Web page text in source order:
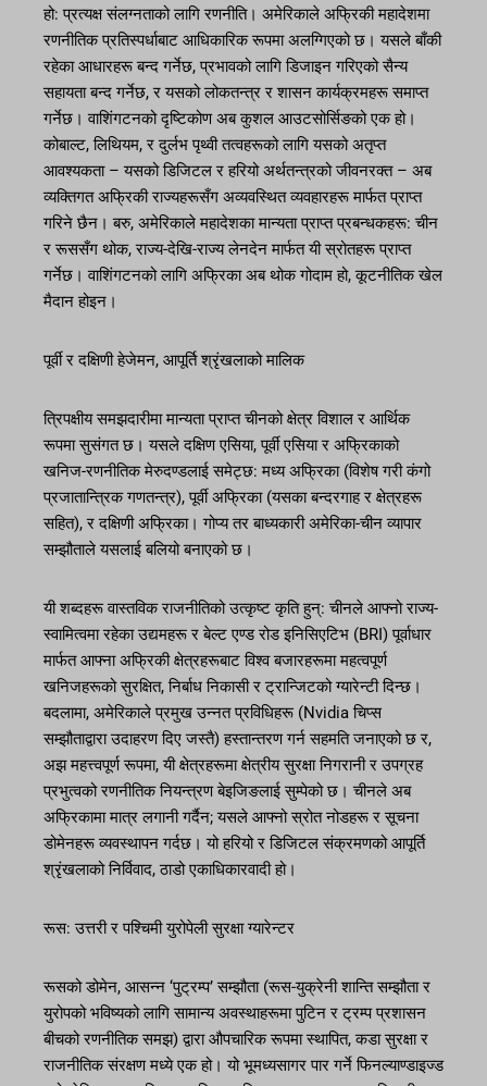
हो: प्रत्यक्ष संलग्नताको लागि रणनीति। अमेरिकाले अफ्रिकी महादेशमा
रणनीतिक प्रतिस्पर्धाबाट आधिकारिक रूपमा अलग्गिएको छ। यसले बाँकी
रहेका आधारहरू बन्द गर्नेछ, प्रभावको लागि डिजाइन गरिएको सैन्य
सहायता बन्द गर्नेछ, र यसको लोकतन्त्र र शासन कार्यक्रमहरू समाप्त
गर्नेछ। वाशिंगटनको दृष्टिकोण अब कुशल आउटसोर्सिङको एक हो।
कोबाल्ट, लिथियम, र दुर्लभ पृथ्वी तत्वहरूको लागि यसको अतृप्त
आवश्यकता – यसको डिजिटल र हरियो अर्थतन्त्रको जीवनरक्त – अब
व्यक्तिगत अफ्रिकी राज्यहरूसँग अव्यवस्थित व्यवहारहरू मार्फत प्राप्त
गरिने छैन। बरु, अमेरिकाले महादेशका मान्यता प्राप्त प्रबन्धकहरू: चीन
र रूससँग थोक, राज्य-देखि-राज्य लेनदेन मार्फत यी स्रोतहरू प्राप्त
गर्नेछ। वाशिंगटनको लागि अफ्रिका अब थोक गोदाम हो, कूटनीतिक खेल
मैदान होइन।
पूर्वी र दक्षिणी हेजेमन, आपूर्ति श्रृंखलाको मालिक
त्रिपक्षीय समझदारीमा मान्यता प्राप्त चीनको क्षेत्र विशाल र आर्थिक
रूपमा सुसंगत छ। यसले दक्षिण एसिया, पूर्वी एसिया र अफ्रिकाको
खनिज-रणनीतिक मेरुदण्डलाई समेट्छ: मध्य अफ्रिका (विशेष गरी कंगो
प्रजातान्त्रिक गणतन्त्र), पूर्वी अफ्रिका (यसका बन्दरगाह र क्षेत्रहरू
सहित), र दक्षिणी अफ्रिका। गोप्य तर बाध्यकारी अमेरिका-चीन व्यापार
सम्झौताले यसलाई बलियो बनाएको छ।
यी शब्दहरू वास्तविक राजनीतिको उत्कृष्ट कृति हुन्: चीनले आफ्नो राज्य-
स्वामित्वमा रहेका उद्यमहरू र बेल्ट एण्ड रोड इनिसिएटिभ (BRI) पूर्वाधार
मार्फत आफ्ना अफ्रिकी क्षेत्रहरूबाट विश्व बजारहरूमा महत्वपूर्ण
खनिजहरूको सुरक्षित, निर्बाध निकासी र ट्रान्जिटको ग्यारेन्टी दिन्छ।
बदलामा, अमेरिकाले प्रमुख उन्नत प्रविधिहरू (Nvidia चिप्स
सम्झौताद्वारा उदाहरण दिए जस्तै) हस्तान्तरण गर्न सहमति जनाएको छ र,
अझ महत्त्वपूर्ण रूपमा, यी क्षेत्रहरूमा क्षेत्रीय सुरक्षा निगरानी र उपग्रह
प्रभुत्वको रणनीतिक नियन्त्रण बेइजिङलाई सुम्पेको छ। चीनले अब
अफ्रिकामा मात्र लगानी गर्दैन; यसले आफ्नो स्रोत नोडहरू र सूचना
डोमेनहरू व्यवस्थापन गर्दछ। यो हरियो र डिजिटल संक्रमणको आपूर्ति
श्रृंखलाको निर्विवाद, ठाडो एकाधिकारवादी हो।
रूस: उत्तरी र पश्चिमी युरोपेली सुरक्षा ग्यारेन्टर
रूसको डोमेन, आसन्न ‘पुट्रम्प’ सम्झौता (रूस-युक्रेनी शान्ति सम्झौता र
युरोपको भविष्यको लागि सामान्य अवस्थाहरूमा पुटिन र ट्रम्प प्रशासन
बीचको रणनीतिक समझ) द्वारा औपचारिक रूपमा स्थापित, कडा सुरक्षा र
राजनीतिक संरक्षण मध्ये एक हो। यो भूमध्यसागर पार गर्ने फिनल्याण्डाइज्ड